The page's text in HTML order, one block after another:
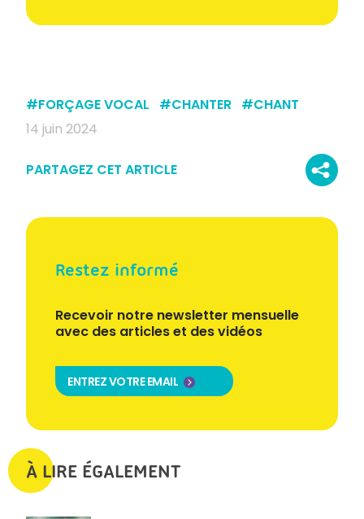
Restez informé
Recevoir notre newsletter mensuelle
avec des articles et des vidéos
ENTREZ VOTRE EMAIL
À LIRE ÉGALEMENT
#FORÇAGE VOCAL #CHANTER #CHANT
14 juin 2024
PARTAGEZ CET ARTICLE